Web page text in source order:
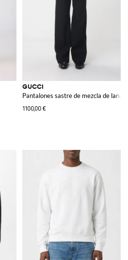
GUCCI
Pantalones sastre de mezcla de lana
1100,00 €